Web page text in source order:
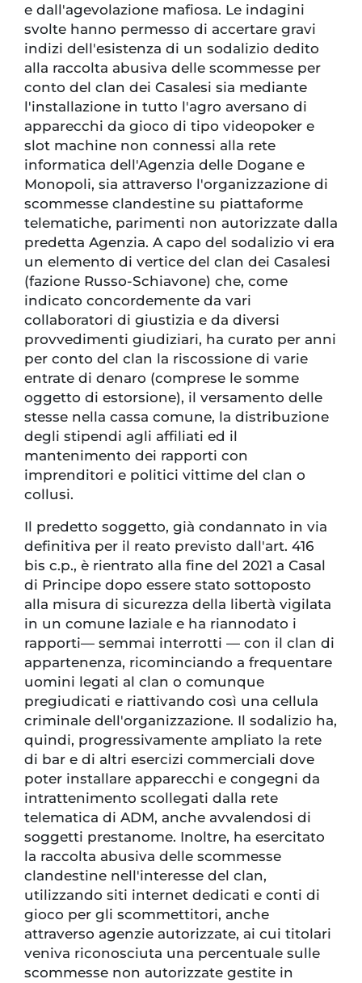
e dall'agevolazione mafiosa. Le indagini
svolte hanno permesso di accertare gravi
indizi dell'esistenza di un sodalizio dedito
alla raccolta abusiva delle scommesse per
conto del clan dei Casalesi sia mediante
l'installazione in tutto l'agro aversano di
apparecchi da gioco di tipo videopoker e
slot machine non connessi alla rete
informatica dell'Agenzia delle Dogane e
Monopoli, sia attraverso l'organizzazione di
scommesse clandestine su piattaforme
telematiche, parimenti non autorizzate dalla
predetta Agenzia. A capo del sodalizio vi era
un elemento di vertice del clan dei Casalesi
(fazione Russo-Schiavone) che, come
indicato concordemente da vari
collaboratori di giustizia e da diversi
provvedimenti giudiziari, ha curato per anni
per conto del clan la riscossione di varie
entrate di denaro (comprese le somme
oggetto di estorsione), il versamento delle
stesse nella cassa comune, la distribuzione
degli stipendi agli affiliati ed il
mantenimento dei rapporti con
imprenditori e politici vittime del clan o
collusi.
Il predetto soggetto, già condannato in via
definitiva per il reato previsto dall'art. 416
bis c.p., è rientrato alla fine del 2021 a Casal
di Principe dopo essere stato sottoposto
alla misura di sicurezza della libertà vigilata
in un comune laziale e ha riannodato i
rapporti— semmai interrotti — con il clan di
appartenenza, ricominciando a frequentare
uomini legati al clan o comunque
pregiudicati e riattivando così una cellula
criminale dell'organizzazione. Il sodalizio ha,
quindi, progressivamente ampliato la rete
di bar e di altri esercizi commerciali dove
poter installare apparecchi e congegni da
intrattenimento scollegati dalla rete
telematica di ADM, anche avvalendosi di
soggetti prestanome. Inoltre, ha esercitato
la raccolta abusiva delle scommesse
clandestine nell'interesse del clan,
utilizzando siti internet dedicati e conti di
gioco per gli scommettitori, anche
attraverso agenzie autorizzate, ai cui titolari
veniva riconosciuta una percentuale sulle
scommesse non autorizzate gestite in